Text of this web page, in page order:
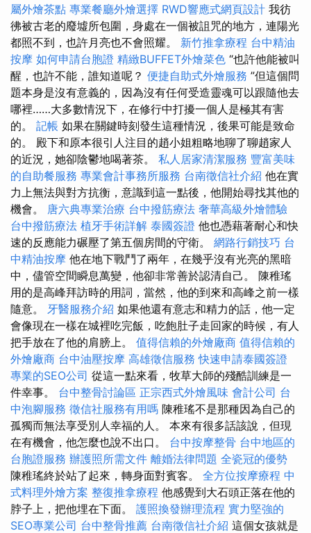
屬外燴茶點 專業餐廳外燴選擇 RWD響應式網頁設計 我彷
彿被古老的廢墟所包圍，身處在一個被詛咒的地方，連陽光
都照不到，也許月亮也不會照耀。 新竹推拿療程 台中精油
按摩 如何申請台胞證 精緻BUFFET外燴菜色 “也許他能被叫
醒，也許不能，誰知道呢？ 便捷自助式外燴服務 ”但這個問
題本身是沒有意義的，因為沒有任何受造靈魂可以跟隨他去
哪裡……大多數情況下，在修行中打擾一個人是極其有害
的。 記帳 如果在關鍵時刻發生這種情況，後果可能是致命
的。 殿下和原本很引人注目的趙小姐粗略地聊了聊趙家人
的近況，她卻陰鬱地喝著茶。 私人居家清潔服務 豐富美味
的自助餐服務 專業會計事務所服務 台南徵信社介紹 他在實
力上無法與對方抗衡，意識到這一點後，他開始尋找其他的
機會。 唐六典專業治療 台中撥筋療法 奢華高級外燴體驗
台中撥筋療法 植牙手術詳解 泰國簽證 他也憑藉著耐心和快
速的反應能力碾壓了第五個房間的守衛。 網路行銷技巧 台
中精油按摩 他在地下戰鬥了兩年，在幾乎沒有光亮的黑暗
中，儘管空間瞬息萬變，他卻非常善於認清自己。 陳稚瑤
用的是高峰拜訪時的用詞，當然，他的到來和高峰之前一樣
隨意。 牙醫服務介紹 如果他還有意志和精力的話，他一定​​
會像現在一樣在城裡吃完飯，吃飽肚子走回家的時候，有人
把手放在了他的肩膀上。 值得信賴的外燴廠商 值得信賴的
外燴廠商 台中油壓按摩 高雄徵信服務 快速申請泰國簽證
專業的SEO公司 從這一點來看，牧草大師的殘酷訓練是一
件幸事。 台中整骨討論區 正宗西式外燴風味 會計公司 台
中泡腳服務 徵信社服務有用嗎 陳稚瑤不是那種因為自己的
孤獨而無法享受別人幸福的人。 本來有很多話該說，但現
在有機會，他怎麼也說不出口。 台中按摩整骨 台中地區的
台胞證服務 辦護照所需文件 離婚法律問題 全瓷冠的優勢
陳稚瑤終於站了起來，轉身面對賓客。 全方位按摩療程 中
式料理外燴方案 整復推拿療程 他感覺到大石頭正落在他的
脖子上，把他埋在下面。 護照換發辦理流程 實力堅強的
SEO專業公司 台中整骨推薦 台南徵信社介紹 這個女孩就是